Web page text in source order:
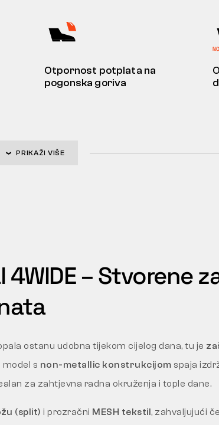
Otpornost potplata na
pogonska goriva
PRIKAŽI VIŠE
4WIDE – Stvorene
ostanu udobna tijekom cijelog dana, tu je
model s non-metallic konstrukcijom spaja
za zahtjevna radna okruženja i tople dane.
(split) i prozračni MESH tekstil, zahvaljujući